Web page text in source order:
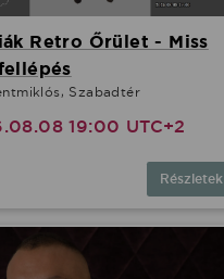
Retro Őrület - Miss
Szabadtér
19:00 UTC+2
Részletek